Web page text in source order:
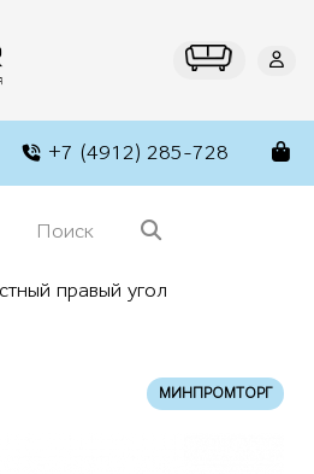
+7 (4912) 285-728
правый угол
МИНПРОМТОРГ